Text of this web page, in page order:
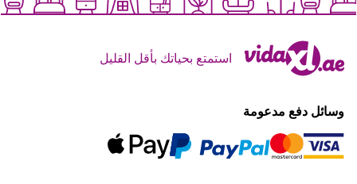
استمتع بحياتك بأقل القليل
وسائل دفع مدعومة